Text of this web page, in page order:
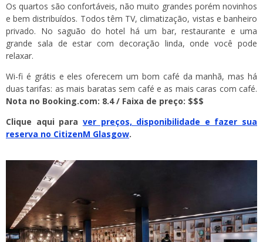
Os quartos são confortáveis, não muito grandes porém novinhos
e bem distribuídos. Todos têm TV, climatização, vistas e banheiro
privado. No saguão do hotel há um bar, restaurante e uma
grande sala de estar com decoração linda, onde você pode
relaxar.
Wi-fi é grátis e eles oferecem um bom café da manhã, mas há
duas tarifas: as mais baratas sem café e as mais caras com café.
Nota no Booking.com: 8.4 / Faixa de preço: $$$
Clique aqui para ver preços, disponibilidade e fazer sua
reserva no CitizenM Glasgow.